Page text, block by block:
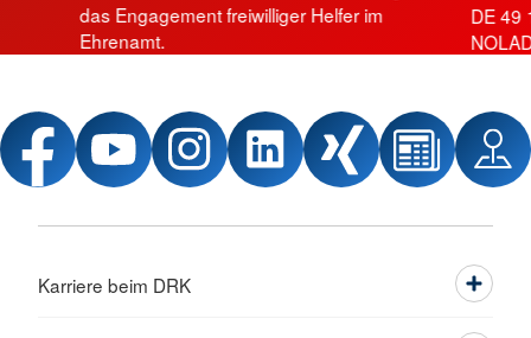
das Engagement freiwilliger Helfer im
Ehrenamt.
DE 49
Karriere beim DRK